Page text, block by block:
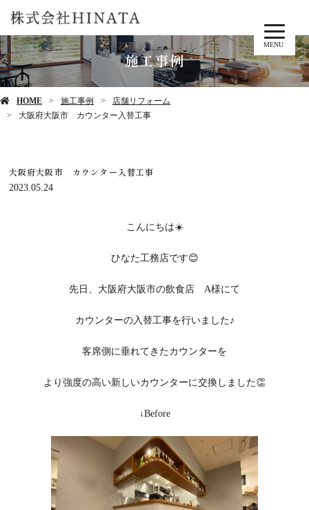
MENU
施工事例
HOME 施工事例
店舗リフォーム
大阪府大阪市 カウンター入替工事
大阪府大阪市 カウンター入替工事
2023.05.24
こんにちは☀️
ひなた工務店です😊
先日、大阪府大阪市の飲食店 A様にて
カウンターの入替工事を行いました♪
客席側に垂れてきたカウンターを
より強度の高い新しいカウンターに交換しました👏
↓Before